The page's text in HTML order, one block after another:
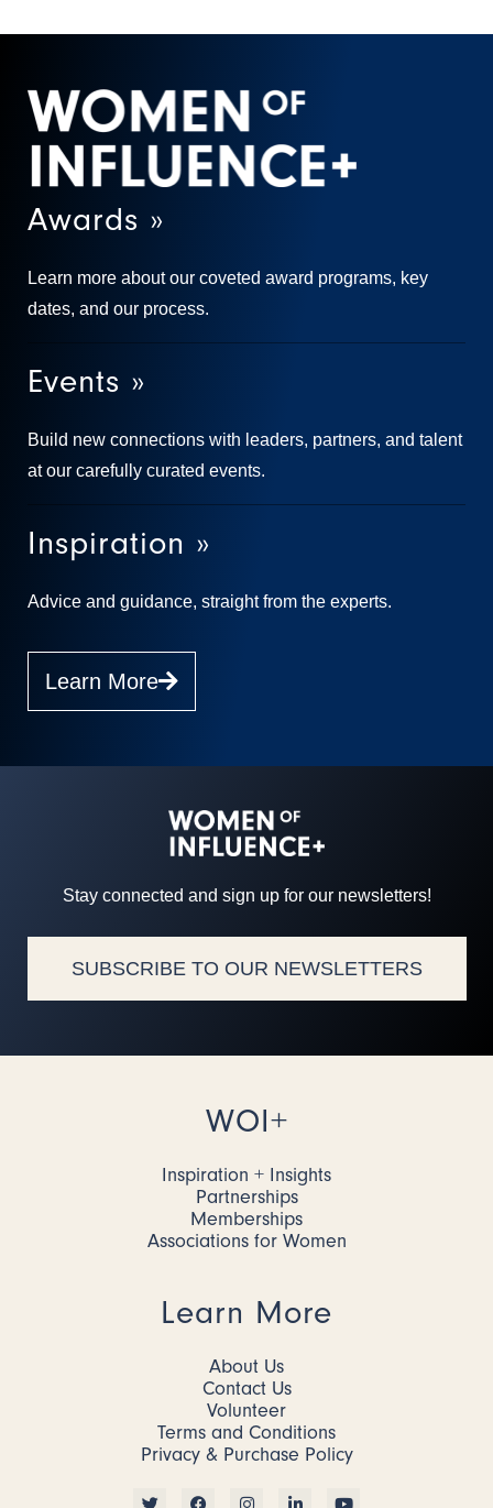
Awards »
Learn more about our coveted award programs, key
dates, and our process.
Events »
Build new connections with leaders, partners, and talent
at our carefully curated events.
Inspiration »
Advice and guidance, straight from the experts.
Learn More
Stay connected and sign up for our newsletters!
SUBSCRIBE TO OUR NEWSLETTERS
WOI+
Inspiration + Insights
Partnerships
Memberships
Associations for Women
Learn More
About Us
Contact Us
Volunteer
Terms and Conditions
Privacy & Purchase Policy